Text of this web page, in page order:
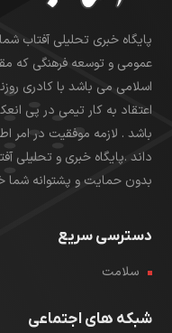
پایگاه خبری تحلیلی آفتاب
عمومی و توسعه فرهنگی که
اسلامی می باشد با کادری
اعتقاد به کار تیمی در پی
باشد . لازمه موفقیت در امر
داند .پایگاه خبری و تحلیلی
بدون حمایت و پشتوانه شما
دسترسی سریع
سلامت
شبکه های اجتماعی